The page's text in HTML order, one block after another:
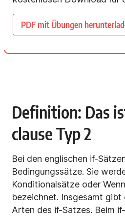
PDF mit Übungen
Definition: Das
clause Typ 2
Bei den englischen if-
Bedingungssätze. Sie
Konditionalsätze oder
bezeichnet. Insgesamt gibt
Arten des if-Satzes. Beim